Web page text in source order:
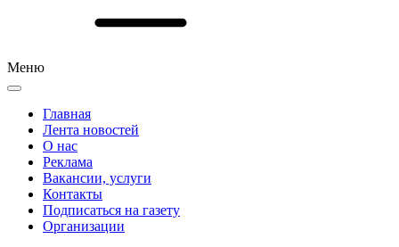
Меню
Главная
Лента новостей
О нас
Реклама
Вакансии, услуги
Контакты
Подписаться на газету
Организации